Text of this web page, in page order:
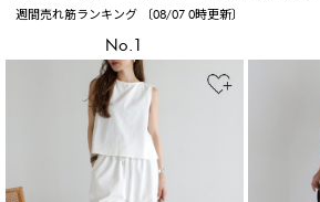
週間売れ筋ランキング 〔08/07 0時更新〕
No.1